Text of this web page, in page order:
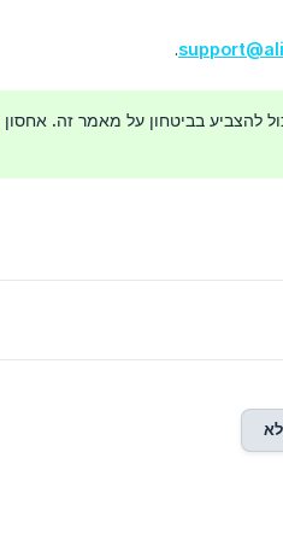
.
להצביע בביטחון על מאמר זה. אחסון
לא